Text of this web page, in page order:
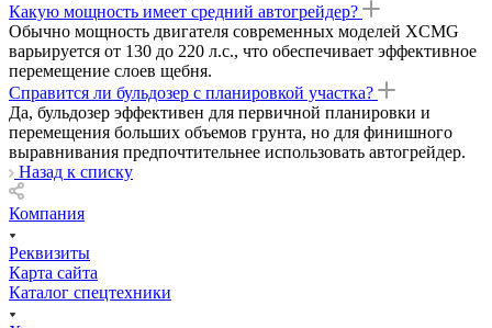
Какую мощность имеет средний автогрейдер?
Обычно мощность двигателя современных моделей XCMG
варьируется от 130 до 220 л.с., что обеспечивает эффективное
перемещение слоев щебня.
Справится ли бульдозер с планировкой участка?
Да, бульдозер эффективен для первичной планировки и
перемещения больших объемов грунта, но для финишного
выравнивания предпочтительнее использовать автогрейдер.
Назад к списку
Компания
Реквизиты
Карта сайта
Каталог спецтехники